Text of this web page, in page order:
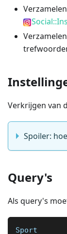
Verkrijgen van
Spoiler:
Query's
Als query's
Sport